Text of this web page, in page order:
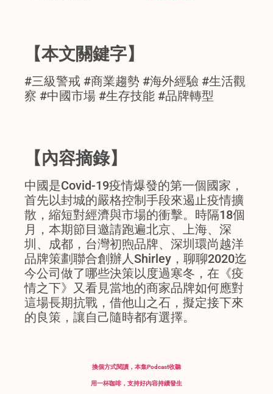
【本文關鍵字】
#三級警戒 #商業趨勢 #海外經驗 #生活觀
察 #中國市場 #生存技能 #品牌轉型
【內容摘錄】
中國是Covid-19疫情爆發的第一個國家，
首先以封城的嚴格控制手段來遏止疫情擴
散，縮短對經濟與市場的衝擊。時隔18個
月，本期節目邀請跑遍北京、上海、深
圳、成都，台灣初煦品牌、深圳環尚越洋
品牌策劃聯合創辦人Shirley，聊聊2020迄
今公司做了哪些決策以度過寒冬，在《疫
情之下》又看見當地的商家品牌如何應對
這場長期抗戰，借他山之石，擬定接下來
的良策，讓自己隨時都有選擇。
換個方式閱讀，本集Podcast收聽
用一杯咖啡，支持好內容持續發生